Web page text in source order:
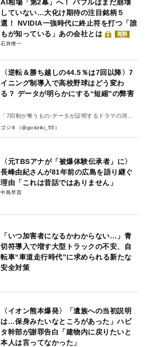
AI相場「第2幕」へ！ バブルはまだ崩壊
していない…大化け期待の注目銘柄５
選！ NVIDIA一強時代に終止符を打つ「誰
もが知っている」あの会社とは
有料
石井僚一
〈逆転＆勝ち越しの44.5％は7回以降〉7
イニング制導入で高校野球はどう変わ
る？ データが明らかにする“短縮”の弊害
「7回制が奪うもの-データが証明するドラマの消
失-」
ゴジキ（@godziki_55）
〈元TBSアナが「被爆体験伝承者」に〉
長峰由紀さんが81年前の広島を語り継ぐ
理由「これは昔話ではありません」
中島早苗
「いつ加害者になるかわからない…」青
切符導入で増す大型トラックの不安、自
転車“車道走行時代”に求められる新たな
安全対策
〈イオン熊本爆発〉「遺族への当初説明
は…保身みたいなところがあった」ハビ
タ幹部が謝罪告白「建物内に戻りたいと
本人は言ってなかった」